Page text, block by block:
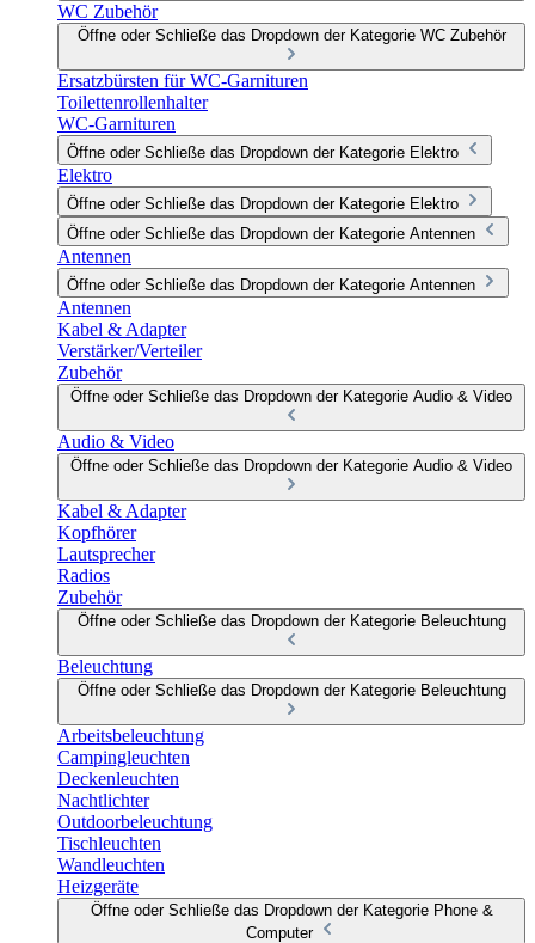
WC Zubehör
Öffne oder Schließe das Dropdown der Kategorie WC Zubehör
Ersatzbürsten für WC-Garnituren
Toilettenrollenhalter
WC-Garnituren
Öffne oder Schließe das Dropdown der Kategorie Elektro
Elektro
Öffne oder Schließe das Dropdown der Kategorie Elektro
Öffne oder Schließe das Dropdown der Kategorie Antennen
Antennen
Öffne oder Schließe das Dropdown der Kategorie Antennen
Antennen
Kabel & Adapter
Verstärker/Verteiler
Zubehör
Öffne oder Schließe das Dropdown der Kategorie Audio & Video
Audio & Video
Öffne oder Schließe das Dropdown der Kategorie Audio & Video
Kabel & Adapter
Kopfhörer
Lautsprecher
Radios
Zubehör
Öffne oder Schließe das Dropdown der Kategorie Beleuchtung
Beleuchtung
Öffne oder Schließe das Dropdown der Kategorie Beleuchtung
Arbeitsbeleuchtung
Campingleuchten
Deckenleuchten
Nachtlichter
Outdoorbeleuchtung
Tischleuchten
Wandleuchten
Heizgeräte
Öffne oder Schließe das Dropdown der Kategorie Phone &
Computer